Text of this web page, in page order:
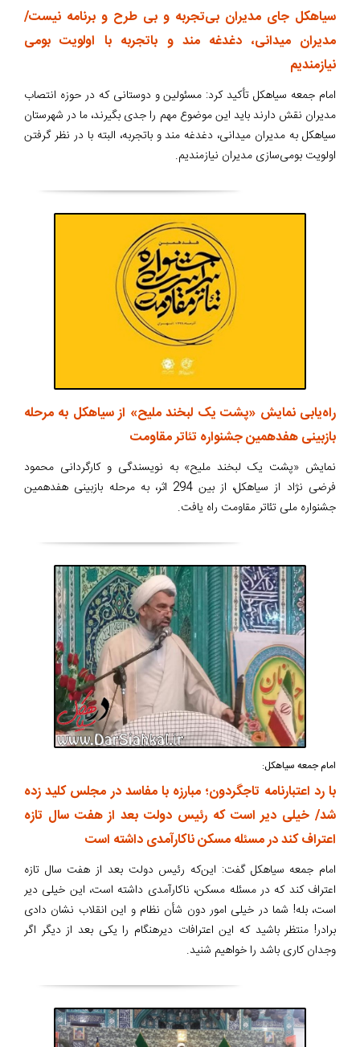
سیاهکل جای مدیران بی‌تجربه و بی طرح و برنامه نیست/
مدیران میدانی، دغدغه مند و باتجربه با اولویت بومی
نیازمندیم
امام جمعه سیاهکل تأکید کرد: مسئولین و دوستانی که در حوزه انتصاب
مدیران نقش دارند باید این موضوع مهم را جدی بگیرند، ما در شهرستان
سیاهکل به مدیران میدانی، دغدغه مند و باتجربه، البته با در نظر گرفتن
اولویت بومی‌سازی مدیران نیازمندیم.
راه‌یابی نمایش «پشت یک لبخند ملیح» از سیاهکل به مرحله
بازبینی هفدهمین جشنواره تئاتر مقاومت
نمایش «پشت یک لبخند ملیح» به نویسندگی و کارگردانی محمود
فرضی نژاد از سیاهکل، از بین 294 اثر، به مرحله بازبینی هفدهمین
جشنواره ملی تئاتر مقاومت راه یافت.
امام جمعه سیاهکل:
با رد اعتبارنامه تاجگردون؛ مبارزه با مفاسد در مجلس کلید زده
شد/ خیلی دیر است که رئیس دولت بعد از هفت سال تازه
اعتراف کند در مسئله مسکن ناکارآمدی داشته است
امام جمعه سیاهکل گفت: این‌که رئیس دولت بعد از هفت سال تازه
اعتراف کند که در مسئله مسکن، ناکارآمدی داشته است، این خیلی دیر
است، بله! شما در خیلی امور دون شأن نظام و این انقلاب نشان دادی
برادر! منتظر باشید که این اعترافات دیرهنگام را یکی بعد از دیگر اگر
وجدان کاری باشد را خواهیم شنید.